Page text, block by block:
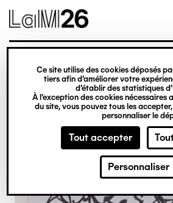
Gestion des cookies
Ce site utilise des cookies déposés
tiers afin d’améliorer votre
d’établir des statistiques
À l’exception des cookies nécessaires
du site, vous pouvez tous les
personnaliser le
Tout accepter
Personnaliser
contenu